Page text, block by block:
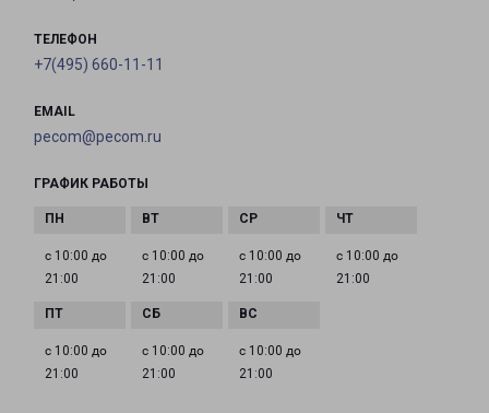
ТЕЛЕФОН
+7(495) 660-11-11
EMAIL
pecom@pecom.ru
ГРАФИК РАБОТЫ
с 10:00 до
21:00
с 10:00 до
21:00
с 10:00 до
21:00
с 10:00 до
21:00
с 10:00 до
21:00
с 10:00 до
21:00
с 10:00 до
21:00